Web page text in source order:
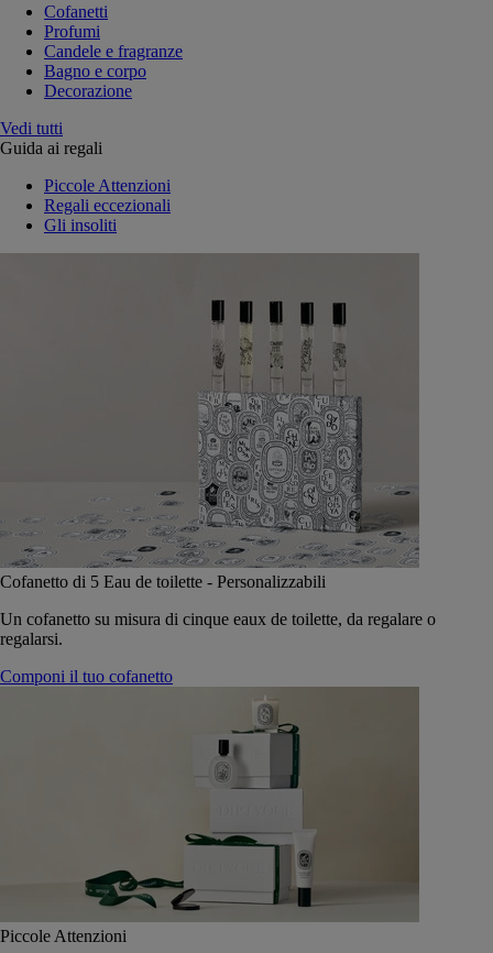
Cofanetti
Profumi
Candele e fragranze
Bagno e corpo
Decorazione
Vedi tutti
Guida ai regali
Piccole Attenzioni
Regali eccezionali
Gli insoliti
Cofanetto di 5 Eau de toilette - Personalizzabili
Un cofanetto su misura di cinque eaux de toilette, da regalare o
regalarsi.
Componi il tuo cofanetto
Piccole Attenzioni